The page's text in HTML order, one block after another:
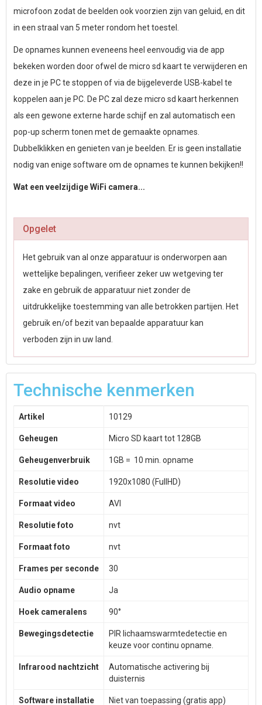
microfoon zodat de beelden ook voorzien zijn van geluid, en dit
in een straal van 5 meter rondom het toestel.
De opnames kunnen eveneens heel eenvoudig via de app
bekeken worden door ofwel de micro sd kaart te verwijderen en
deze in je PC te stoppen of via de bijgeleverde USB-kabel te
koppelen aan je PC. De PC zal deze micro sd kaart herkennen
als een gewone externe harde schijf en zal automatisch een
pop-up scherm tonen met de gemaakte opnames.
Dubbelklikken en genieten van je beelden. Er is geen installatie
nodig van enige software om de opnames te kunnen bekijken!!
Wat een veelzijdige WiFi camera...
Opgelet
Het gebruik van al onze apparatuur is onderworpen aan
wettelijke bepalingen, verifieer zeker uw wetgeving ter
zake en gebruik de apparatuur niet zonder de
uitdrukkelijke toestemming van alle betrokken partijen. Het
gebruik en/of bezit van bepaalde apparatuur kan
verboden zijn in uw land.
Technische kenmerken
Artikel 10129
Geheugen Micro SD kaart tot 128GB
Geheugenverbruik 1GB = 10 min. opname
Resolutie video 1920x1080 (FullHD)
Formaat video AVI
Resolutie foto nvt
Formaat foto nvt
Frames per seconde 30
Audio opname Ja
Hoek cameralens 90°
Bewegingsdetectie
PIR lichaamswarmtedetectie en
keuze voor continu opname.
Infrarood nachtzicht
Automatische activering bij
duisternis
Software installatie Niet van toepassing (gratis app)